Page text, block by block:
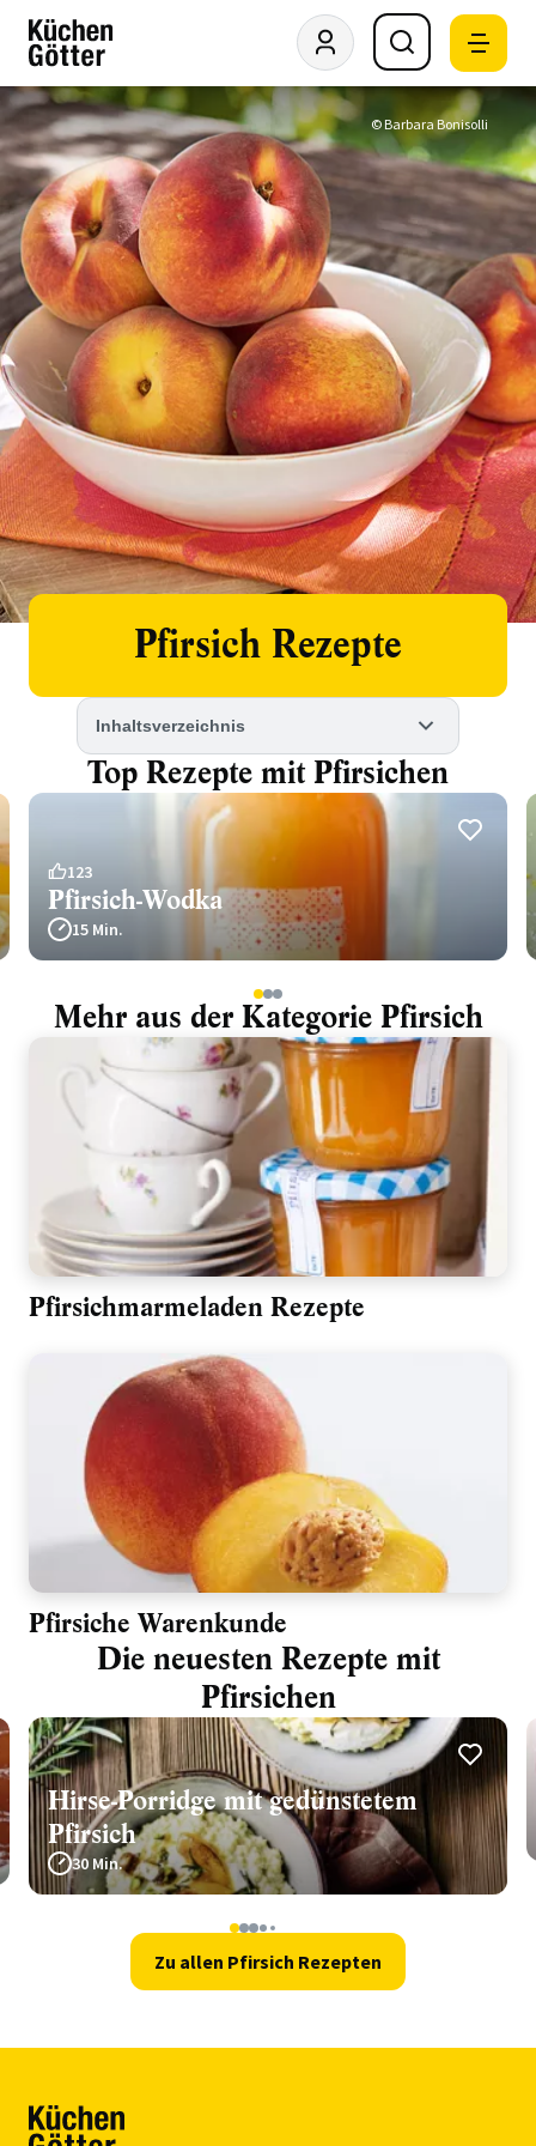
© Barbara Bonisolli
Pfirsich Rezepte
Inhaltsverzeichnis
Top Rezepte mit Pfirsichen
123
Pfirsich-Wodka
15 Min.
123
Mehr aus der Kategorie Pfirsich
Pfirsichmarmeladen Rezepte
Pfirsiche Warenkunde
Die neuesten Rezepte mit
Pfirsichen
Hirse-Porridge mit gedünstetem
Pfirsich
30 Min.
1234 5
Zu allen Pfirsich Rezepten